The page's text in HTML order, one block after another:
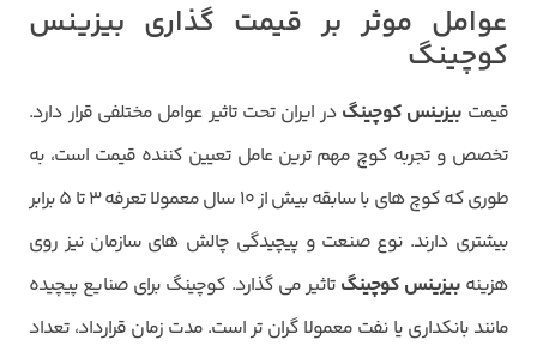
عوامل موثر بر قیمت گذاری بیزینس
کوچینگ
قیمت بیزینس کوچینگ در ایران تحت تاثیر عوامل مختلفی قرار دارد.
تخصص و تجربه کوچ مهم ترین عامل تعیین کننده قیمت است، به
طوری که کوچ های با سابقه بیش از ۱۰ سال معمولا تعرفه ۳ تا ۵ برابر
بیشتری دارند. نوع صنعت و پیچیدگی چالش های سازمان نیز روی
هزینهبیزینس کوچینگ تاثیر می گذارد. کوچینگ برای صنایع پیچیده
مانند بانکداری یا نفت معمولا گران تر است. مدت زمان قرارداد، تعداد